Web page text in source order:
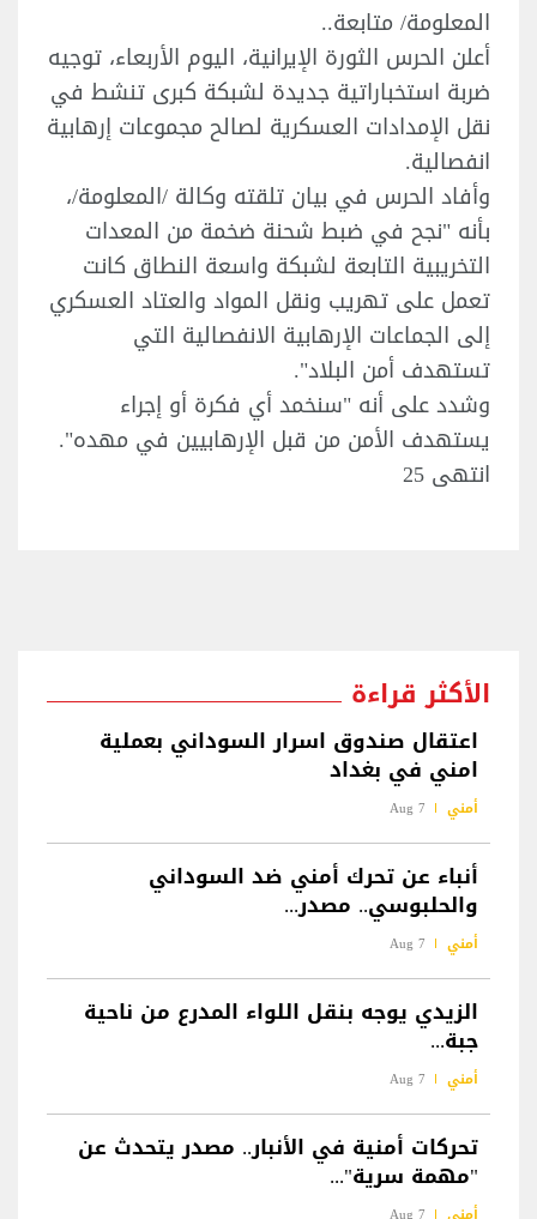
المعلومة/ متابعة..
أعلن الحرس الثورة الإيرانية، اليوم الأربعاء، توجيه
ضربة استخباراتية جديدة لشبكة كبرى تنشط في
نقل الإمدادات العسكرية لصالح مجموعات إرهابية
انفصالية.
وأفاد الحرس في بيان تلقته وكالة /المعلومة/،
بأنه "نجح في ضبط شحنة ضخمة من المعدات
التخريبية التابعة لشبكة واسعة النطاق كانت
تعمل على تهريب ونقل المواد والعتاد العسكري
إلى الجماعات الإرهابية الانفصالية التي
تستهدف أمن البلاد".
وشدد على أنه "سنخمد أي فكرة أو إجراء
يستهدف الأمن من قبل الإرهابيين في مهده".
انتهى 25
الأكثر قراءة
اعتقال صندوق اسرار السوداني بعملية
امني في بغداد
أمني 7 Aug
أنباء عن تحرك أمني ضد السوداني
والحلبوسي.. مصدر...
أمني 7 Aug
الزيدي يوجه بنقل اللواء المدرع من ناحية
جبة...
أمني 7 Aug
تحركات أمنية في الأنبار.. مصدر يتحدث عن
"مهمة سرية"...